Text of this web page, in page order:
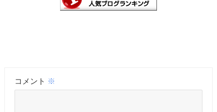
コメント ※